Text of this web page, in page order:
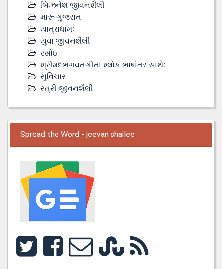
બિઝનેશ જીવનશૈલી
મારૂ ગુજરાત
યાત્રાધામઃ
યુવા જીવનશૈલી
રસોઇ
શ્રીમદભગવતગીતા શ્લોક ભાષાંતર સાથેઃ
સુવિચાર
સ્ત્રી જીવનશૈલી
Spread the Word - jeevan shailee